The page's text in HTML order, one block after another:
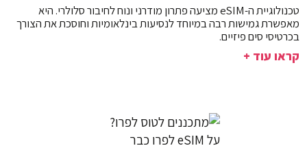
טכנולוגיית ה-eSIM מציעה פתרון מודרני ונוח לחיבור סלולרי. היא
מאפשרת גמישות רבה במיוחד לנסיעות בינלאומיות וחוסכת את הצורך
בכרטיסי סים פיזיים.
קראו עוד +